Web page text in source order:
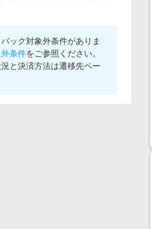
ック対象外条件がありま
条件をご参照ください。
と決済方法は遷移先ペー